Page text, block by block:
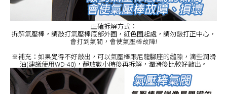
正確拆解方式：
拆解氣壓棒，請敲打氣壓棒底部外圈，紅色圈起處，請勿敲打正中心，
會打到氣閥，會使氣壓棒故障!
※補充：如果覺得不好敲出，可以氣壓棒跟尼龍腳座的縫隙，滴些潤滑
油(建議使用WD-40)，靜放數小時後再拆解，潤滑後比較好敲出。